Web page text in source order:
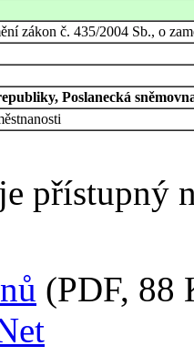
zákon č. 435/2004 Sb., o
Poslanecká
přístupný
(PDF, 88